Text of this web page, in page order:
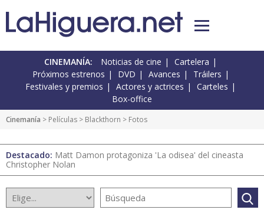
CINEMANÍA: Noticias de cine
Cartelera
Próximos estrenos
DVD Avances
Tráilers
Festivales y premios
Actores y actrices
Carteles
Box-office
Cinemanía > Películas > Blackthorn > Fotos
Destacado: Matt Damon protagoniza 'La odisea' del cineasta
Christopher Nolan